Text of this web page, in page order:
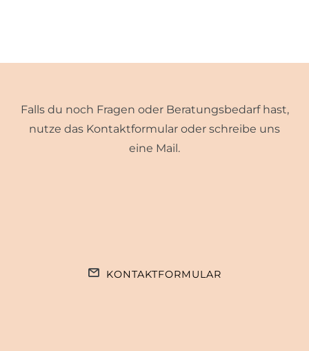
Falls du noch Fragen oder Beratungsbedarf hast,
nutze das Kontaktformular oder schreibe uns
eine Mail.
KONTAKTFORMULAR